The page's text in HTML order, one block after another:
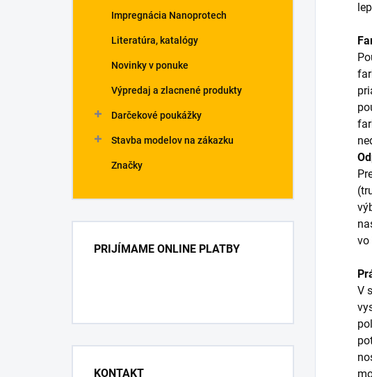
Impregnácia Nanoprotech
Literatúra, katalógy
Novinky v ponuke
Výpredaj a zlacnené produkty
Darčekové poukážky
Stavba modelov na zákazku
Značky
PRIJÍMAME ONLINE PLATBY
KONTAKT
vo
V